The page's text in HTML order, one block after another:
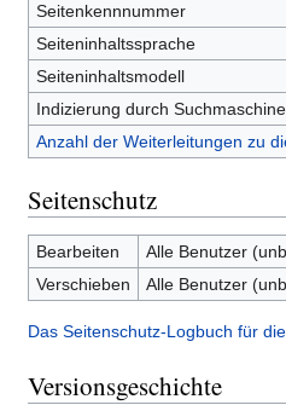
Seitenkennnummer
Seiteninhaltssprache
Seiteninhaltsmodell
Indizierung durch
Anzahl der Weiterleitungen zu
Seitenschutz
Bearbeiten
Alle Benutzer
Verschieben
Alle Benutzer
Das Seitenschutz-Logbuch für
Versionsgeschichte